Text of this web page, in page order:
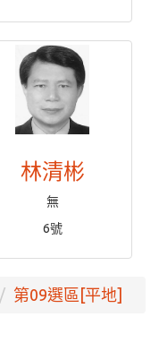
林清彬
無
6號
第09選區[平地]